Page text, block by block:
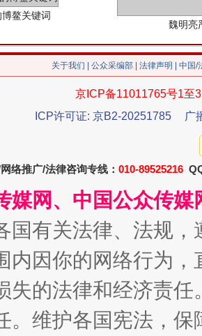
五大"原罪" "炒
关于我们 公众采编部 法律声明 | 中国
京ICP备11011765号1至
ICP许可证: 京B2-20251785
广
络推广/法律咨询专线： 010-89525216
媒网、中国公众传
国有关法律、法规
内因你的网络行为
失的法律和经济责
。维护各国宪法，